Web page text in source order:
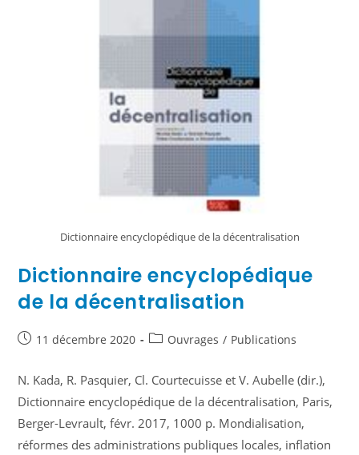
Dictionnaire encyclopédique de la décentralisation
Dictionnaire encyclopédique
de la décentralisation
11 décembre 2020 Ouvrages / Publications
N. Kada, R. Pasquier, Cl. Courtecuisse et V. Aubelle (dir.),
Dictionnaire encyclopédique de la décentralisation, Paris,
Berger-Levrault, févr. 2017, 1000 p. Mondialisation,
réformes des administrations publiques locales, inflation